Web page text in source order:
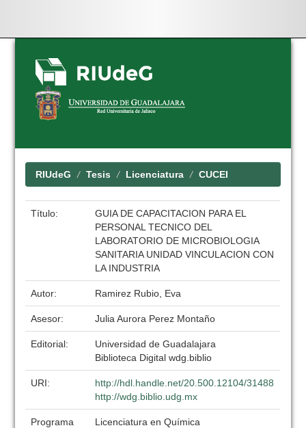
Skip
navigation
RIUdeG Tesis Licenciatura CUCEI
Título:
GUIA DE CAPACITACION PARA EL
PERSONAL TECNICO DEL
LABORATORIO DE MICROBIOLOGIA
SANITARIA UNIDAD VINCULACION CON
LA INDUSTRIA
Autor: Ramirez Rubio, Eva
Asesor: Julia Aurora Perez Montaño
Editorial:
Universidad de Guadalajara
Biblioteca Digital wdg.biblio
URI:
http://hdl.handle.net/20.500.12104/31488
http://wdg.biblio.udg.mx
Programa
Licenciatura en Química